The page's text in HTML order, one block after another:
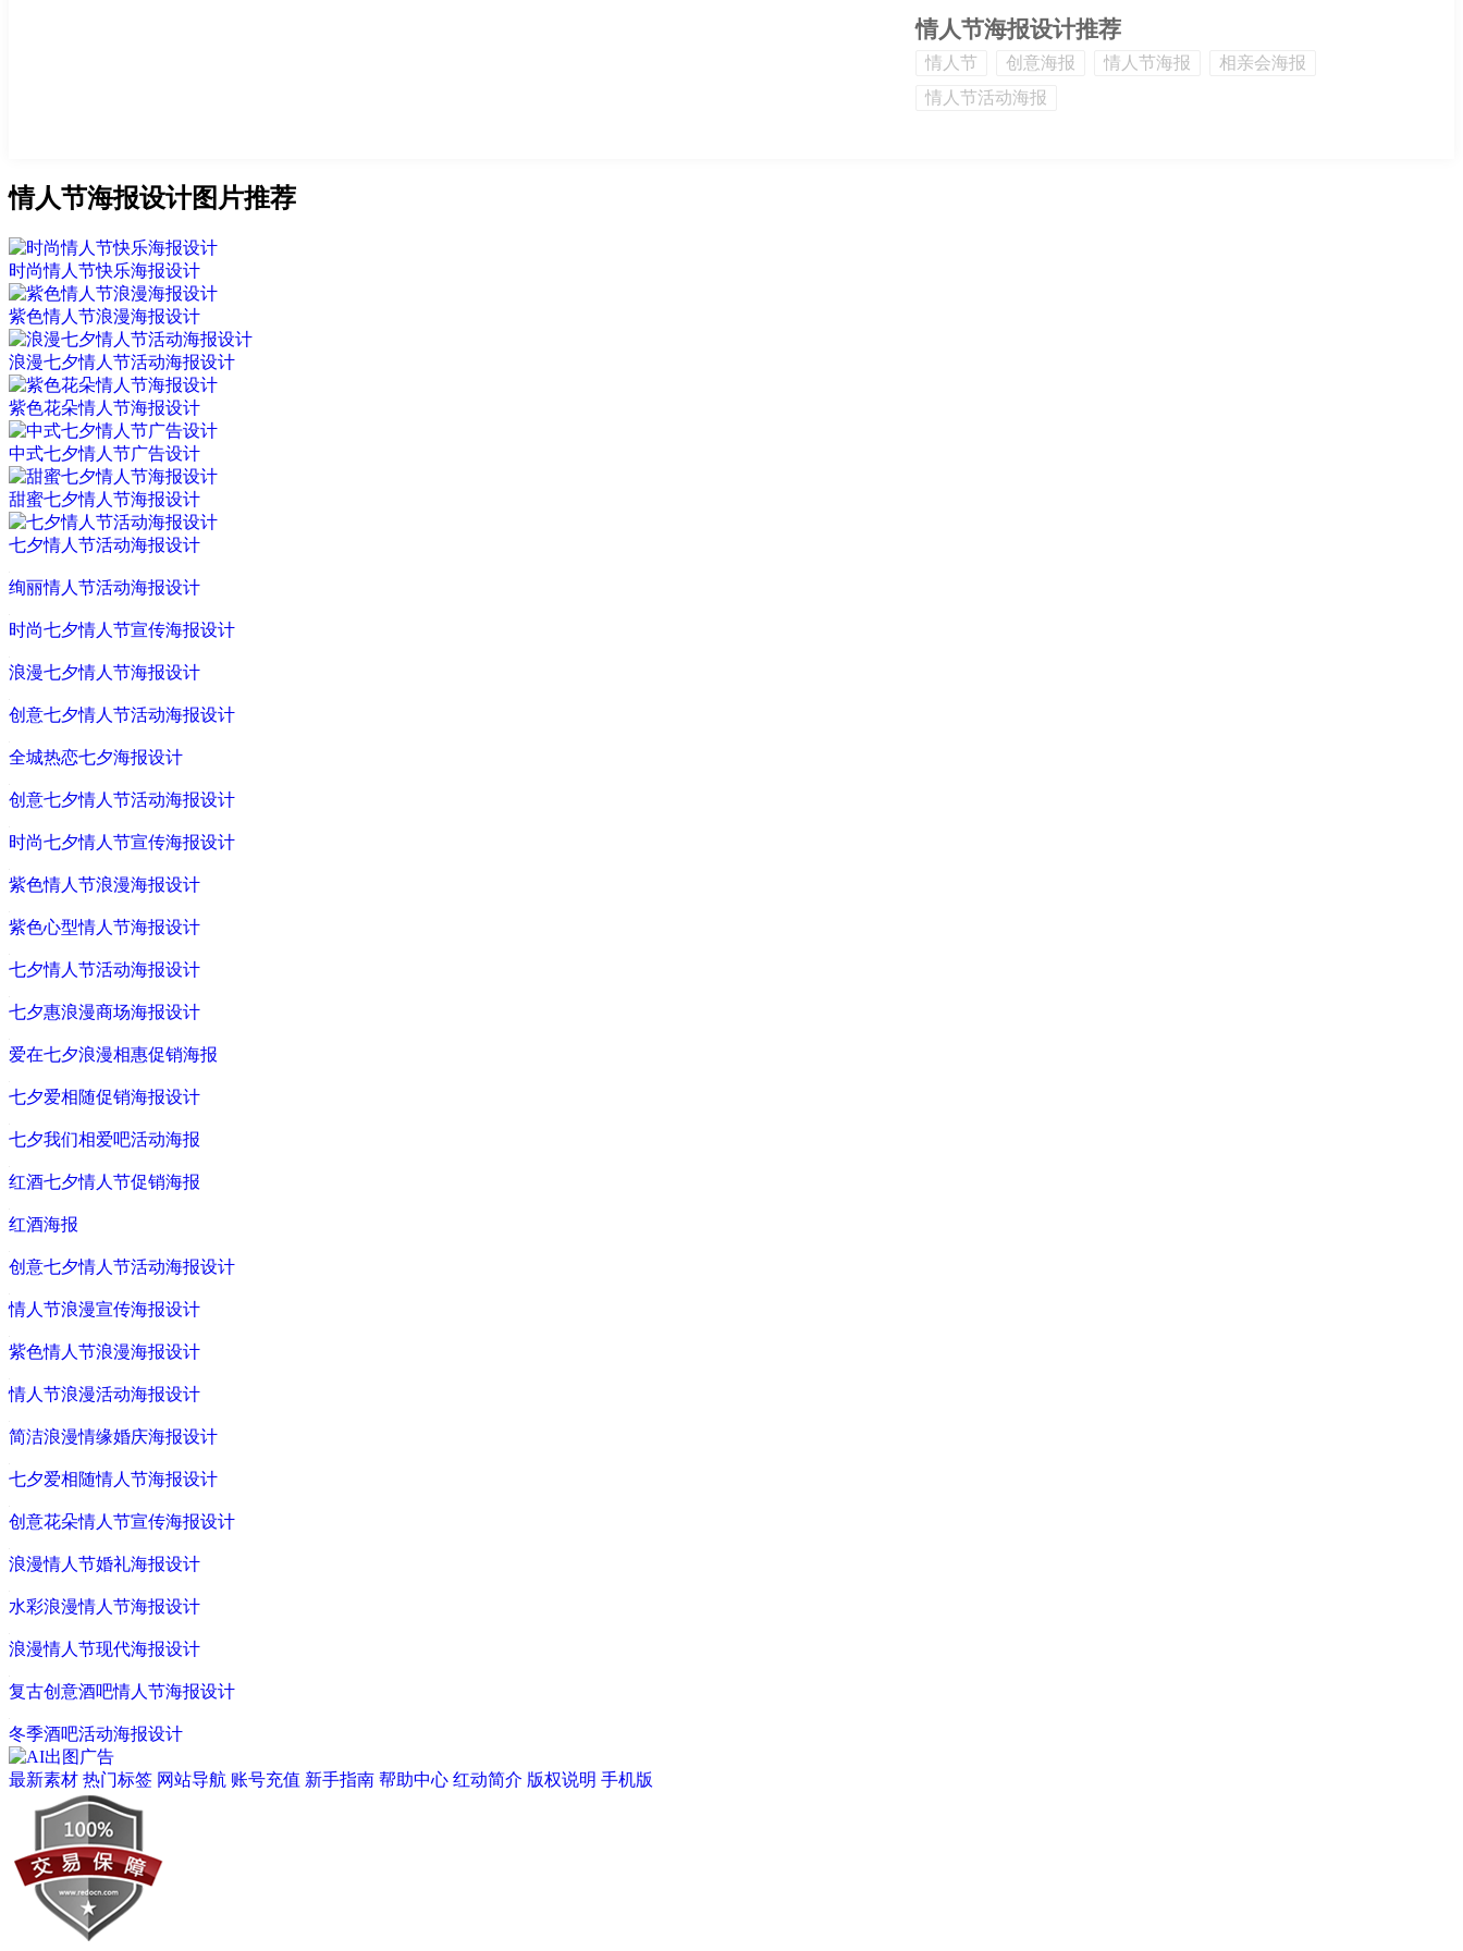
情人节海报设计推荐
情人节 创意海报 情人节海报
相亲会海报
情人节活动海报
情人节海报设计图片推荐
时尚情人节快乐海报设计
紫色情人节浪漫海报设计
浪漫七夕情人节活动海报设计
紫色花朵情人节海报设计
中式七夕情人节广告设计
甜蜜七夕情人节海报设计
七夕情人节活动海报设计
绚丽情人节活动海报设计
时尚七夕情人节宣传海报设计
浪漫七夕情人节海报设计
创意七夕情人节活动海报设计
全城热恋七夕海报设计
创意七夕情人节活动海报设计
时尚七夕情人节宣传海报设计
紫色情人节浪漫海报设计
紫色心型情人节海报设计
七夕情人节活动海报设计
七夕惠浪漫商场海报设计
爱在七夕浪漫相惠促销海报
七夕爱相随促销海报设计
七夕我们相爱吧活动海报
红酒七夕情人节促销海报
红酒海报
创意七夕情人节活动海报设计
情人节浪漫宣传海报设计
紫色情人节浪漫海报设计
情人节浪漫活动海报设计
简洁浪漫情缘婚庆海报设计
七夕爱相随情人节海报设计
创意花朵情人节宣传海报设计
浪漫情人节婚礼海报设计
水彩浪漫情人节海报设计
浪漫情人节现代海报设计
复古创意酒吧情人节海报设计
冬季酒吧活动海报设计
最新素材 热门标签 网站导航 账号充值 新手指南 帮助中心 红动简介 版权说明 手机版